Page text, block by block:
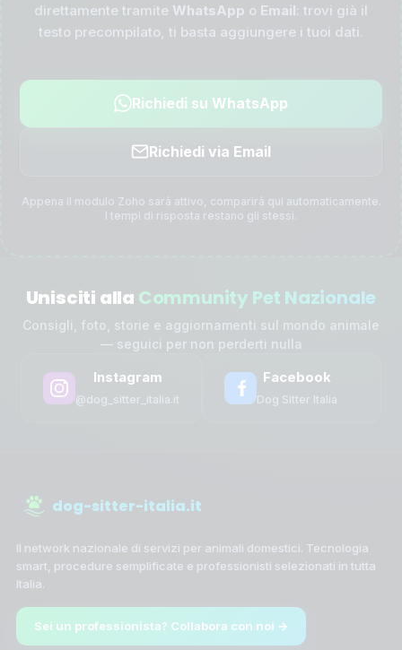
direttamente tramite WhatsApp o Email: trovi già il
testo precompilato, ti basta aggiungere i tuoi dati.
Richiedi su WhatsApp
Richiedi via Email
Appena il modulo Zoho sarà attivo, comparirà qui automaticamente.
I tempi di risposta restano gli stessi.
Unisciti alla Community Pet Nazionale
Consigli, foto, storie e aggiornamenti sul mondo animale
— seguici per non perderti nulla
Instagram
@dog_sitter_italia.it
Facebook
Dog Sitter Italia
dog-sitter-italia.it
Il network nazionale di servizi per animali domestici. Tecnologia
smart, procedure semplificate e professionisti selezionati in tutta
Italia.
Sei un professionista? Collabora con noi →